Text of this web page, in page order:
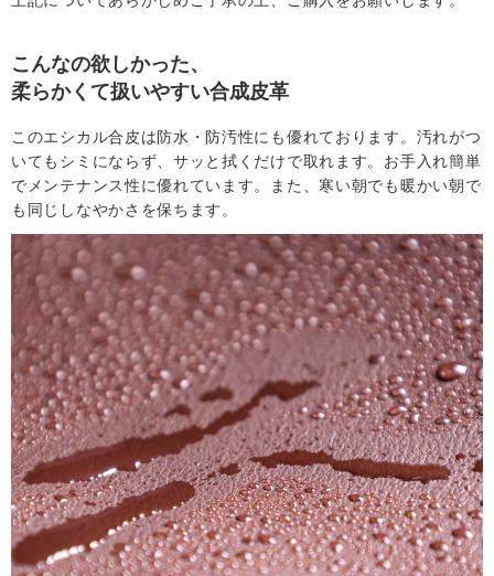
舗
T
O
戻
る
こんなの欲しかった、
柔らかくて扱いやすい合成皮革
このエシカル合皮は防水・防汚性にも優れております。汚れがつ
いてもシミにならず、サッと拭くだけで取れます。お手入れ簡単
でメンテナンス性に優れています。また、寒い朝でも暖かい朝で
も同じしなやかさを保ちます。